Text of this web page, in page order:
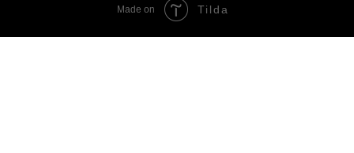
Made on Tilda